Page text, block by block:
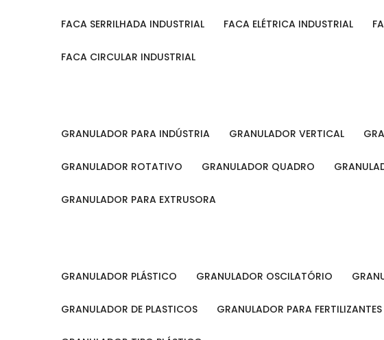
FACA SERRILHADA INDUSTRIAL FACA ELÉTRICA INDUSTRIAL
FACA CIRCULAR INDUSTRIAL
GRANULADOR PARA INDÚSTRIA GRANULADOR VERTICAL
GRANULADOR ROTATIVO GRANULADOR QUADRO
GRANULADOR PARA EXTRUSORA
GRANULADOR PLÁSTICO GRANULADOR OSCILATÓRIO
GRANULADOR DE PLASTICOS GRANULADOR PARA FERTILIZANTES